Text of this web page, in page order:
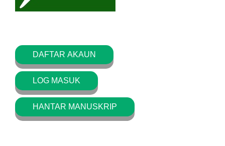
DAFTAR AKAUN
LOG MASUK
HANTAR MANUSKRIP